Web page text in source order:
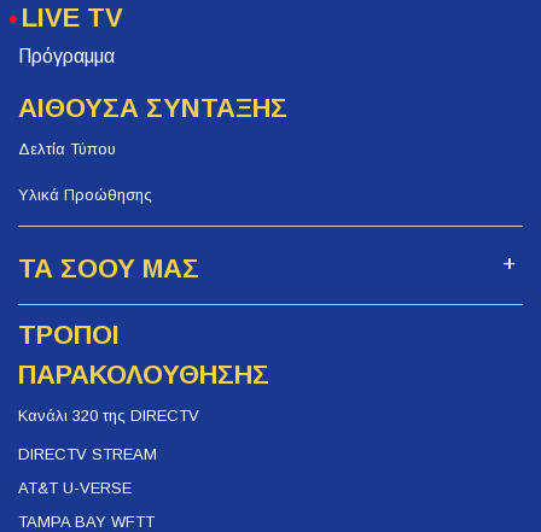
LIVE TV
Πρόγραμμα
ΑΙΘΟΥΣΑ ΣΥΝΤΑΞΗΣ
Δελτία Τύπου
Υλικά Προώθησης
ΤΑ ΣΟΟΥ ΜΑΣ
ΤΡΟΠΟΙ
ΠΑΡΑΚΟΛΟΥΘΗΣΗΣ
Κανάλι 320 της DIRECTV
DIRECTV STREAM
AT&T U-VERSE
TAMPA BAY WFTT